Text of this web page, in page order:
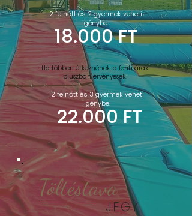
2 felnőtt és 2 gyermek veheti
igénybe.
18.000 FT
Ha többen érkeznének, a fenti árak
pluszban érvényesek.
2 felnőtt és 3 gyermek veheti
igénybe.
22.000 FT
Töltéstava
JEGY